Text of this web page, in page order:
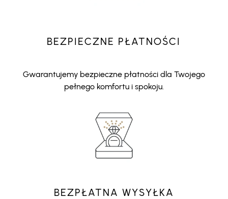
BEZPIECZNE PŁATNOŚCI
Gwarantujemy bezpieczne płatności dla Twojego
pełnego komfortu i spokoju.
BEZPŁATNA WYSYŁKA